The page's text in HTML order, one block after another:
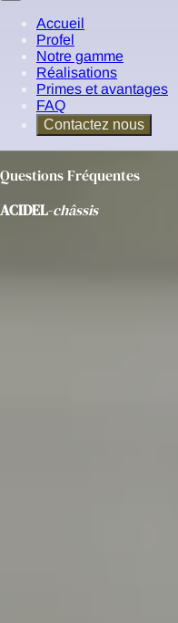
Accueil
Profel
Notre gamme
Réalisations
Primes et avantages
FAQ
Contactez nous
Questions Fréquentes
ACIDEL-châssis